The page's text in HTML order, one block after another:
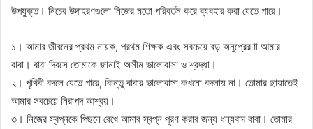
উপযুক্ত। নিচের উদাহরণগুলো নিজের মতো পরিবর্তন করে ব্যবহার করা যেতে পারে।
১। আমার জীবনের প্রথম নায়ক, প্রথম শিক্ষক এবং সবচেয়ে বড় অনুপ্রেরণা আমার
বাবা। বাবা দিবসে তোমাকে জানাই অসীম ভালোবাসা ও শ্রদ্ধা।
২। পৃথিবী বদলে যেতে পারে, কিন্তু বাবার ভালোবাসা কখনো বদলায় না। তোমার ছায়াতেই
আমার সবচেয়ে নিরাপদ আশ্রয়।
৩। নিজের স্বপ্নকে পিছনে রেখে আমার স্বপ্ন পূরণ করার জন্য ধন্যবাদ বাবা। তোমার